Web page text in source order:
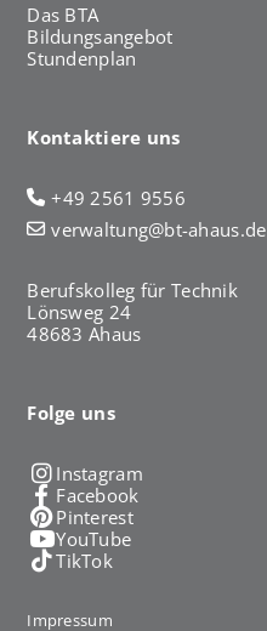
Das BTA
Bildungsangebot
Stundenplan
Kontaktiere uns
+49 2561 9556
verwaltung@bt-ahaus.de
Berufskolleg für Technik
Lönsweg 24
48683 Ahaus
Folge uns
Instagram
Facebook
Pinterest
YouTube
TikTok
Impressum